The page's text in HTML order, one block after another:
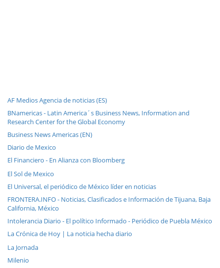
AF Medios Agencia de noticias (ES)
BNamericas - Latin America´s Business News, Information and
Research Center for the Global Economy
Business News Americas (EN)
Diario de Mexico
El Financiero - En Alianza con Bloomberg
El Sol de Mexico
El Universal, el periódico de México líder en noticias
FRONTERA.INFO - Noticias, Clasificados e Información de Tijuana, Baja
California, México
Intolerancia Diario - El político Informado - Periódico de Puebla México
La Crónica de Hoy | La noticia hecha diario
La Jornada
Milenio